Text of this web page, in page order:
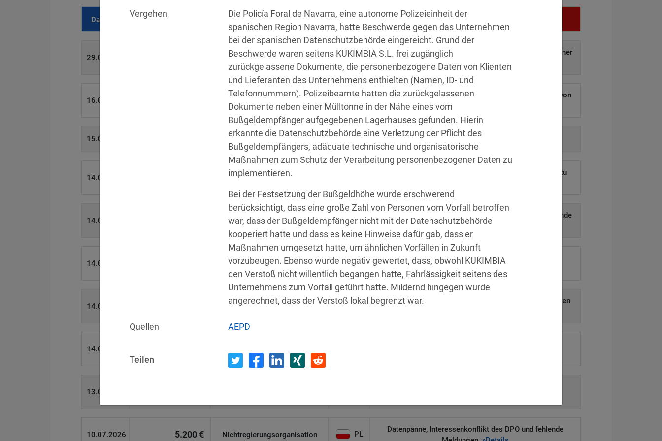
Datum Bußgeld Empfänger Land
29.07.2026 Privatperson AT
Unbefugter Zugriff auf und Weitergabe personenbezogener
Daten an Dritte. »Details
16.07.2026
Sicherheitslücken ermöglichen Hackern den Diebstahl von
hunderttausenden Kundendaten.
15.07.2026 Privatperson PL Nichtreaktion auf behördliche Anordnung.
14.07.2026
Wirtschaftsprüfungsgesellschaf
E-Mail-Postfach eines ehemaligen Mitarbeiters blieb zu
14.07.2026 Η Μάθηση GR
Schule ignoriert Auskunftsersuchen und die anschließende
Untersuchung.»Details
14.07.2026 Flamel IT
Unerlaubte Rollenverteilung bei Direktmarketing per
Telefonanruf.
»Details
14.07.2026 Civilstyrelsen DK
Verlust eines unverschlüsselten USB-Sticks mit sensiblen
14.07.2026
haft
13.07.2026
10.07.2026 5.200 € Nichtregierungsorganisation PL
Datenpanne, Interessenkonflikt des DPO und fehlende
Vergehen
Die Policía Foral de Navarra, eine autonome Polizeieinheit der
spanischen Region Navarra, hatte Beschwerde gegen das Unternehmen
bei der spanischen Datenschutzbehörde eingereicht. Grund der
Beschwerde waren seitens KUKIMBIA S.L. frei zugänglich
zurückgelassene Dokumente, die personenbezogene Daten von Klienten
und Lieferanten des Unternehmens enthielten (Namen, ID- und
Telefonnummern). Polizeibeamte hatten die zurückgelassenen
Dokumente neben einer Mülltonne in der Nähe eines vom
Bußgeldempfänger aufgegebenen Lagerhauses gefunden. Hierin
erkannte die Datenschutzbehörde eine Verletzung der Pflicht des
Bußgeldempfängers, adäquate technische und organisatorische
Maßnahmen zum Schutz der Verarbeitung personenbezogener Daten zu
implementieren.
Bei der Festsetzung der Bußgeldhöhe wurde erschwerend
berücksichtigt, dass eine große Zahl von Personen vom Vorfall betroffen
war, dass der Bußgeldempfänger nicht mit der Datenschutzbehörde
kooperiert hatte und dass es keine Hinweise dafür gab, dass er
Maßnahmen umgesetzt hatte, um ähnlichen Vorfällen in Zukunft
vorzubeugen. Ebenso wurde negativ gewertet, dass, obwohl KUKIMBIA
den Verstoß nicht willentlich begangen hatte, Fahrlässigkeit seitens des
Unternehmens zum Vorfall geführt hatte. Mildernd hingegen wurde
angerechnet, dass der Verstoß lokal begrenzt war.
Quellen AEPD
Teilen